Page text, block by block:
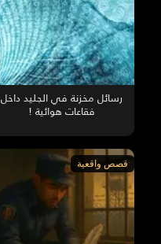
رسائل مخزنة في الجليد داخل
فقاعات هوائية !
قصص واقعية